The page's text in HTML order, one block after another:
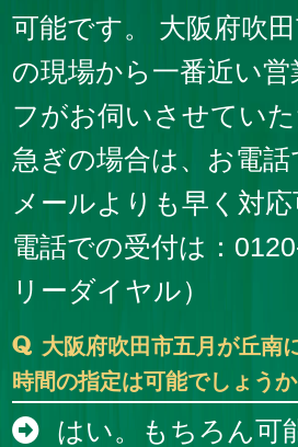
可能です。 大阪府吹
の現場から一番近い営
フがお伺いさせてい
急ぎの場合は、お電
メールよりも早く対
電話での受付は：
リーダイヤル）
大阪府吹田市五月が丘南
時間の指定は可能でしょうか
はい。もちろん可